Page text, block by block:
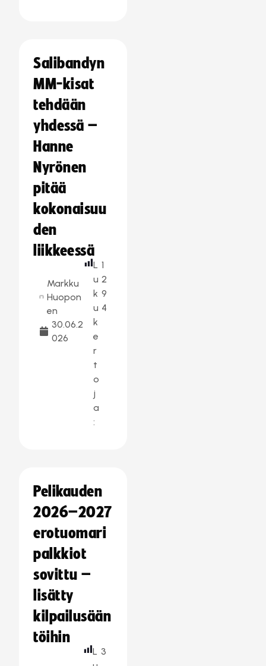
Salibandyn
MM-kisat
tehdään
yhdessä –
Hanne
Nyrönen
pitää
kokonaisuu
den
liikkeessä
Markku
Huopon
en
30.06.2
026
L
u
k
u
k
e
r
t
o
j
a
:
1
2
9
4
Pelikauden
2026–2027
erotuomari
palkkiot
sovittu –
lisätty
kilpailusään
töihin
L 3